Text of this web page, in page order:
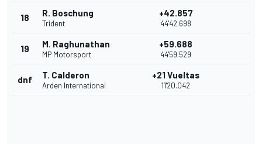
18 R. Boschung
Trident
+42.857
44'42.698
19 M. Raghunathan
MP Motorsport
+59.688
44'59.529
dnf T. Calderon
Arden International
+21 Vueltas
11'20.042